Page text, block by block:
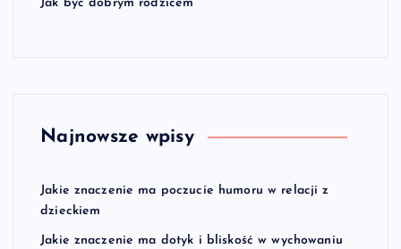
Jak być dobrym rodzicem
Najnowsze wpisy
Jakie znaczenie ma poczucie humoru w relacji z
dzieckiem
Jakie znaczenie ma dotyk i bliskość w wychowaniu